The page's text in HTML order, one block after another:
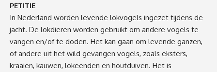
PETITIE
In Nederland worden levende lokvogels ingezet tijdens de
jacht. De lokdieren worden gebruikt om andere vogels te
vangen en/of te doden. Het kan gaan om levende ganzen,
of andere uit het wild gevangen vogels, zoals eksters,
kraaien, kauwen, lokeenden en houtduiven. Het is